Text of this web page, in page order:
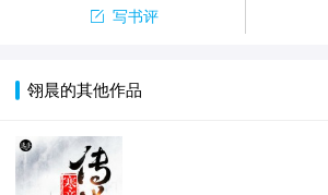
 写书评
翎晨的其他作品